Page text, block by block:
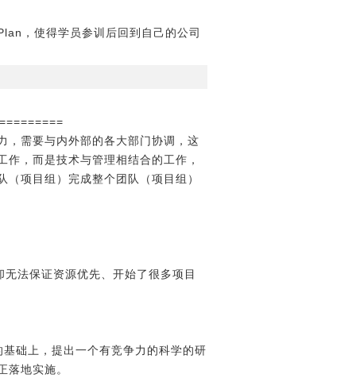
，使得学员参训后回到自己的公司
，需要与内外部的各大部门协调，这
，而是技术与管理相结合的工作，
项目组）完成整个团队（项目组）
法保证资源优先、开始了很多项目
础上，提出一个有竞争力的科学的研
地实施。